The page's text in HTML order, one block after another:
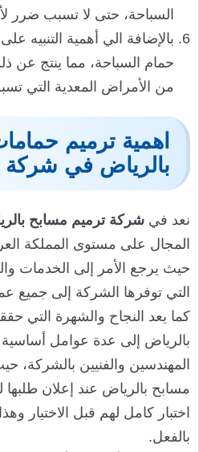
السباحة، حتى لا تسبب ضرر
بالإضافة الي أهمية التنبيه
حمام السباحة، مما ينتج عن
من الأمراض المعدية التي
اهمية ترميم
بالرياض في شركة
نعد في شركة ترميم مسابح
المجال على مستوى المملكة
حيث يرجع الأمر إلى الخدمات
التي توفرها الشركة إلى جميع
كما يعد النجاح والشهرة التي
بالرياض إلى عدة عوامل
المهندسين والفنيين
مسابح بالرياض عند إعلان طلبها
اختبار كامل لهم قبل الاختيار
بالفعل.